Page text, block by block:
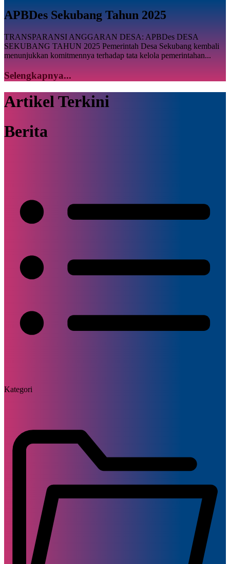
APBDes Sekubang Tahun 2025
TRANSPARANSI ANGGARAN DESA: APBDes DESA
SEKUBANG TAHUN 2025 Pemerintah Desa Sekubang kembali
menunjukkan komitmennya terhadap tata kelola pemerintahan...
Selengkapnya...
Artikel Terkini
Berita
Kategori